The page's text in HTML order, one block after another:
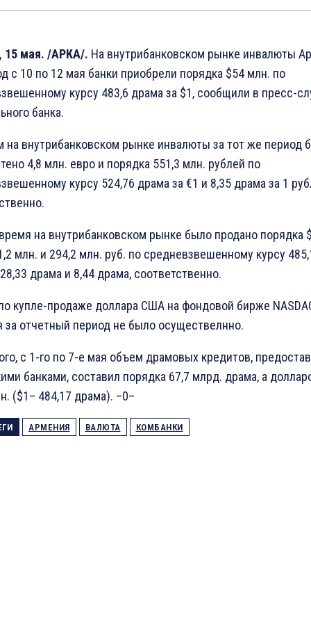
15 мая. /АРКА/. На внутрибанковском рынке инвалюты
с 10 по 12 мая банки приобрели порядка $54 млн. по
курсу 483,6 драма за $1, сообщили в пресс-
банка.
на внутрибанковском рынке инвалюты за тот же период
4,8 млн. евро и порядка 551,3 млн. рублей по
курсу 524,76 драма за €1 и 8,35 драма за 1
на внутрибанковском рынке было продано порядка
млн. и 294,2 млн. руб. по средневзвешенному курсу
драма и 8,44 драма, соответственно.
купле-продаже доллара США на фондовой бирже
за отчетный период не было осуществелнно.
с 1-го по 7-е мая объем драмовых кредитов,
банками, составил порядка 67,7 млрд. драма, а
($1– 484,17 драма). –0–
АРМЕНИЯ ВАЛЮТА КОМБАНКИ